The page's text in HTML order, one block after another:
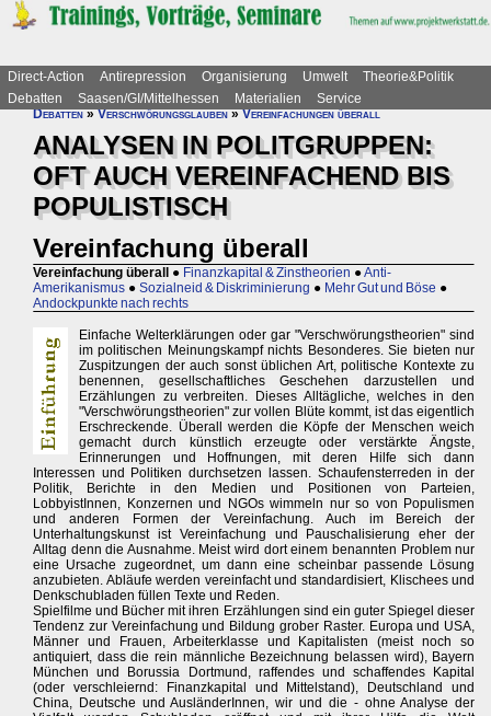
Direct-Action Antirepression Organisierung Umwelt
Theorie&Politik
Debatten
Saasen/GI/Mittelhessen Materialien
Service
Debatten»Verschwörungsglauben»Vereinfachungen überall
ANALYSEN IN POLITGRUPPEN:
OFT AUCH VEREINFACHEND BIS
POPULISTISCH
Vereinfachung überall
Vereinfachung überall ● Finanzkapital & Zinstheorien ●Anti-
Amerikanismus ● Sozialneid & Diskriminierung ● Mehr Gut und Böse ●
Andockpunkte nach rechts
Einfache Welterklärungen oder gar "Verschwörungstheorien" sind
im politischen Meinungskampf nichts Besonderes. Sie bieten nur
Zuspitzungen der auch sonst üblichen Art, politische Kontexte zu
benennen, gesellschaftliches Geschehen darzustellen und
Erzählungen zu verbreiten. Dieses Alltägliche, welches in den
"Verschwörungstheorien" zur vollen Blüte kommt, ist das eigentlich
Erschreckende. Überall werden die Köpfe der Menschen weich
gemacht durch künstlich erzeugte oder verstärkte Ängste,
Erinnerungen und Hoffnungen, mit deren Hilfe sich dann
Interessen und Politiken durchsetzen lassen. Schaufensterreden in der
Politik, Berichte in den Medien und Positionen von Parteien,
LobbyistInnen, Konzernen und NGOs wimmeln nur so von Populismen
und anderen Formen der Vereinfachung. Auch im Bereich der
Unterhaltungskunst ist Vereinfachung und Pauschalisierung eher der
Alltag denn die Ausnahme. Meist wird dort einem benannten Problem nur
eine Ursache zugeordnet, um dann eine scheinbar passende Lösung
anzubieten. Abläufe werden vereinfacht und standardisiert, Klischees und
Denkschubladen füllen Texte und Reden.
Spielfilme und Bücher mit ihren Erzählungen sind ein guter Spiegel dieser
Tendenz zur Vereinfachung und Bildung grober Raster. Europa und USA,
Männer und Frauen, Arbeiterklasse und Kapitalisten (meist noch so
antiquiert, dass die rein männliche Bezeichnung belassen wird), Bayern
München und Borussia Dortmund, raffendes und schaffendes Kapital
(oder verschleiernd: Finanzkapital und Mittelstand), Deutschland und
China, Deutsche und AusländerInnen, wir und die - ohne Analyse der